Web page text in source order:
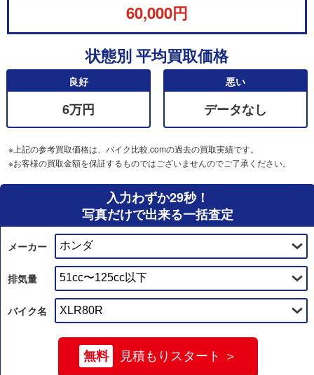
60,000円
状態別 平均買取価格
良好
6万円
悪い
データなし
※上記の参考買取価格は、バイク比較.comの過去の買取実績です。
※お客様の買取金額を保証するものではございませんのでご了承ください。
入力わずか29秒！
写真だけで出来る一括査定
メーカー
排気量
バイク名
無料 見積もりスタート ＞